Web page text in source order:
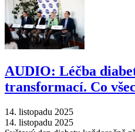
AUDIO: Léčba
transformací. Co
14. listopadu 2025
14. listopadu 2025